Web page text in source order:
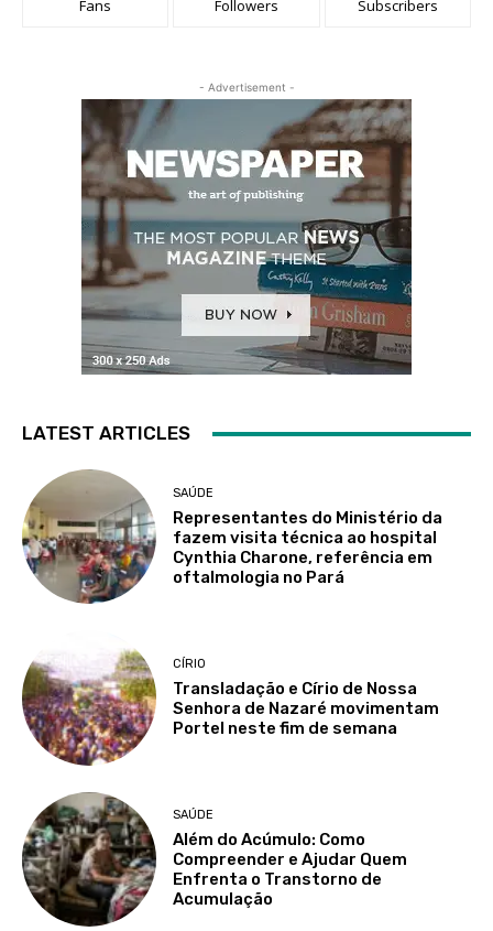
Fans Followers Subscribers
- Advertisement -
LATEST ARTICLES
SAÚDE
Representantes do Ministério da
fazem visita técnica ao hospital
Cynthia Charone, referência em
oftalmologia no Pará
CÍRIO
Transladação e Círio de Nossa
Senhora de Nazaré movimentam
Portel neste fim de semana
SAÚDE
Além do Acúmulo: Como
Compreender e Ajudar Quem
Enfrenta o Transtorno de
Acumulação